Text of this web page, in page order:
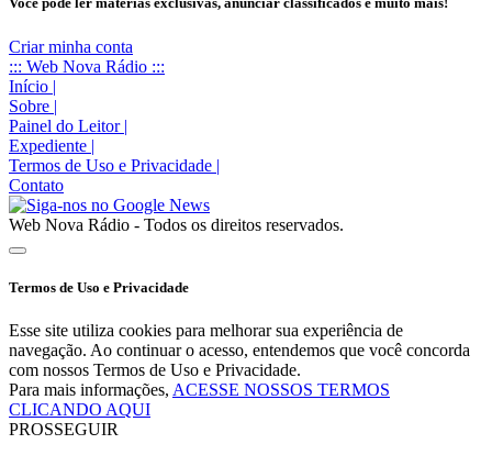
Criar minha conta
::: Web Nova Rádio :::
Início |
Sobre |
Painel do Leitor |
Expediente |
Termos de Uso e Privacidade |
Contato
Web Nova Rádio - Todos os direitos reservados.
Termos de Uso e Privacidade
Esse site utiliza cookies para melhorar sua experiência de
navegação. Ao continuar o acesso, entendemos que você concorda
com nossos Termos de Uso e Privacidade.
Para mais informações, ACESSE NOSSOS TERMOS
CLICANDO AQUI
PROSSEGUIR